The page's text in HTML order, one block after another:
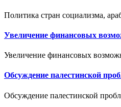
Политика стран социализма,
Увеличение финансовых
Увеличение финансовых
Обсуждение палестинской
Обсуждение палестинской